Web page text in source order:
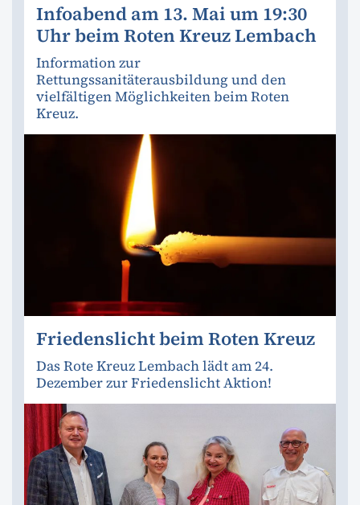
Infoabend am 13. Mai um 19:30
Uhr beim Roten Kreuz Lembach
Information zur
Rettungssanitäterausbildung und den
vielfältigen Möglichkeiten beim Roten
Kreuz.
Friedenslicht beim Roten Kreuz
Das Rote Kreuz Lembach lädt am 24.
Dezember zur Friedenslicht Aktion!